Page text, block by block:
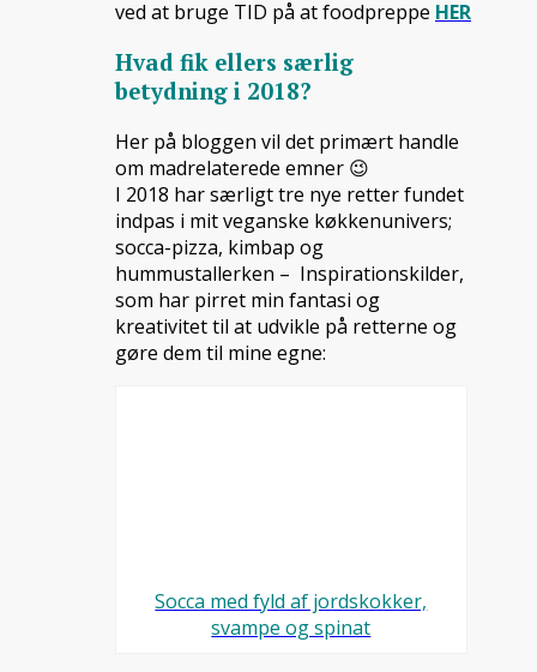
ved at bruge TID på at foodpreppe HER
Hvad fik ellers særlig
betydning i 2018?
Her på bloggen vil det primært handle
om madrelaterede emner 😉
I 2018 har særligt tre nye retter fundet
indpas i mit veganske køkkenunivers;
socca-pizza, kimbap og
hummustallerken – Inspirationskilder,
som har pirret min fantasi og
kreativitet til at udvikle på retterne og
gøre dem til mine egne:
Socca med fyld af jordskokker,
svampe og spinat